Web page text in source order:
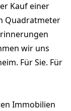
Kauf einer
Quadratmeter
wir uns
Für Sie. Für
Immobilien